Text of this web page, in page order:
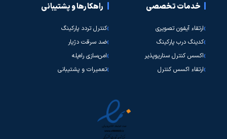
خدمات تخصصی
ارتقاء آیفون تصویری
کدینگ درب پارکینگ
اکسس کنترل سناریوپذیر
ارتقاء اکسس کنترل
راهکارها و پشتیبانی
کنترل تردد پارکینگ
ضد سرقت دژیار
امن‌سازی راه‌پله
تعمیرات و پشتیبانی